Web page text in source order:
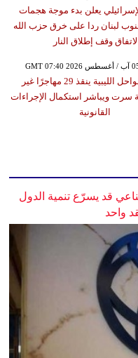
يعلن بدء موجة هجمات
لبنان ردا على خرق حزب الله
لاتفاق وقف إطلاق النار
أمن السواحل الليبية ينقذ 29 مهاجرًا غير
سرت ويباشر استكمال الإجراءات
القانونية
قد يسرّع تنمية الدول
واحد